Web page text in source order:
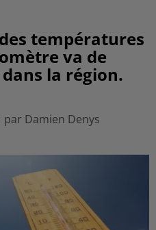
températures
va de
la région.
par Damien Denys